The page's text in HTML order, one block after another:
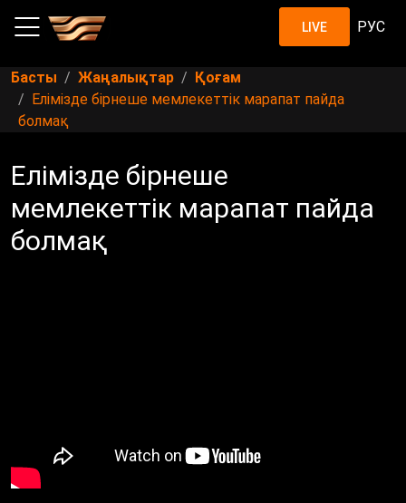
LIVE РУС
Басты Жаңалықтар
Қоғам
Елімізде бірнеше мемлекеттік марапат пайда
болмақ
Елімізде бірнеше
мемлекеттік марапат пайда
болмақ